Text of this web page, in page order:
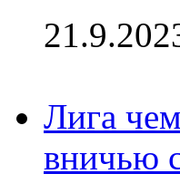
Лига
вничью